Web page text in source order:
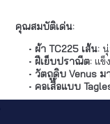
คุณสมบัติเด่น:
ผ้า TC225 เส้น:นุ่
ฝีเย็บปราณีต:แข็
วัตถุดิบ Venus
คอเสื้อแบบ